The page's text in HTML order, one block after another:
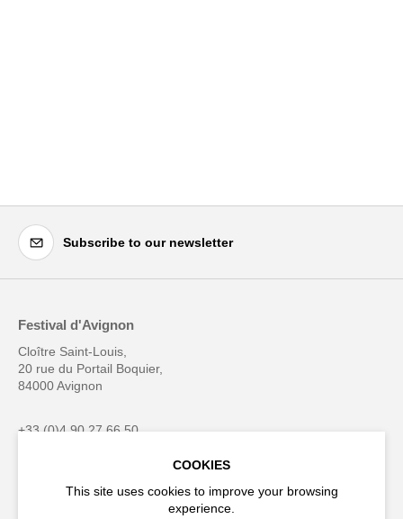
Subscribe to our newsletter
Festival d'Avignon
Cloître Saint-Louis,
20 rue du Portail Boquier,
84000 Avignon
+33 (0)4 90 27 66 50
COOKIES
This site uses cookies to improve your browsing
experience.